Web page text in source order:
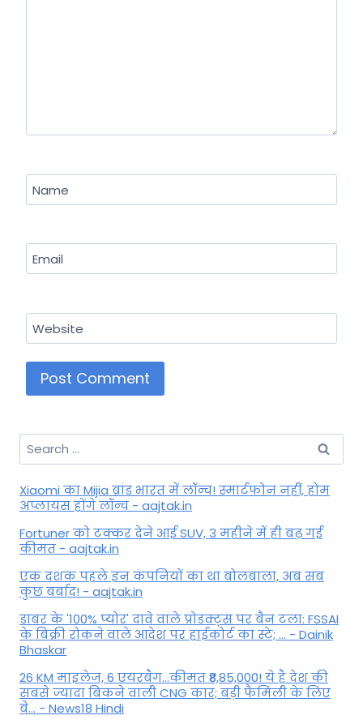
Name
Email
Website
Search
for:
Xiaomi का Mijia ब्रांड भारत में लॉन्च! स्मार्टफोन नहीं, होम
अप्लायंस होंगे लॉन्च - aajtak.in
Fortuner को टक्कर देने आई SUV, 3 महीने में ही बढ़ गई
कीमत - aajtak.in
एक दशक पहले इन कंपनियों का था बोलबाला, अब सब
कुछ बर्बाद! - aajtak.in
डाबर के '100% प्योर' दावे वाले प्रोडक्ट्स पर बैन टला: FSSAI
के बिक्री रोकने वाले आदेश पर हाईकोर्ट का स्टे; ... - Dainik
Bhaskar
26 KM माइलेज, 6 एयरबैग...कीमत ₹8,85,000! ये है देश की
सबसे ज्यादा बिकने वाली CNG कार; बड़ी फैमिली के लिए
बे... - News18 Hindi